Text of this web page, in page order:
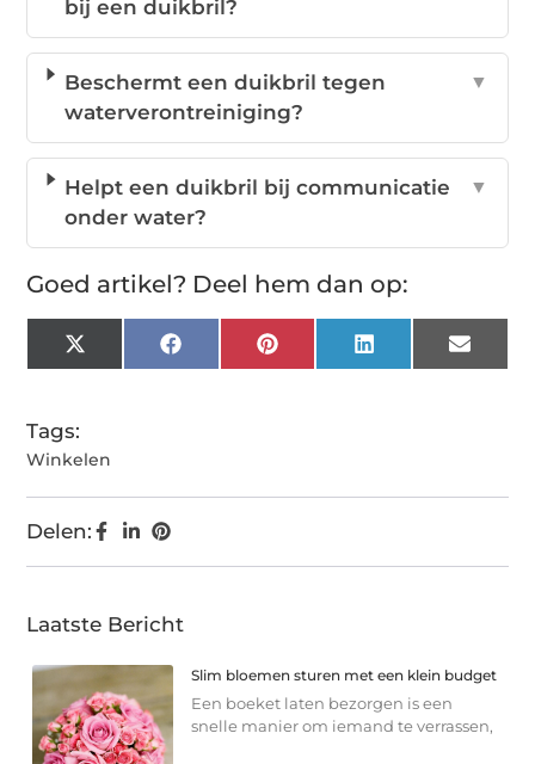
bij een duikbril?
Beschermt een duikbril tegen
waterverontreiniging?
▼
Helpt een duikbril bij communicatie
onder water?
▼
Goed artikel? Deel hem dan op:
X
(Twitter)
FacebookPinterest LinkedIn Email
Tags:
Winkelen
Delen:
Laatste Bericht
Slim bloemen sturen met een klein budget
Een boeket laten bezorgen is een
snelle manier om iemand te verrassen,